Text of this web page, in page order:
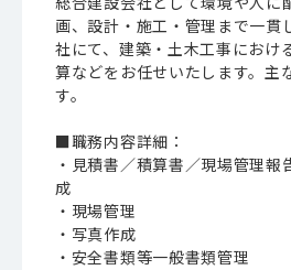
画、設計・施工・管理まで一貫
社にて、建築・土木工事におけ
算などをお任せいたします。主
す。
■職務内容詳細：
・見積書／積算書／現場管理
成
・現場管理
・写真作成
・安全書類等一般書類管理